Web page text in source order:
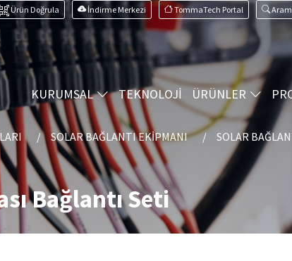
Ürün Doğrula İndirme Merkezi TommaTech Portal
KURUMSAL TEKNOLOJİ ÜRÜNLER
SOLAR BAĞLANTI EKIPMANI SOLAR
Bağlantı Seti